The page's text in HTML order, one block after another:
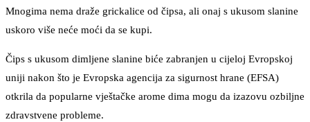
Mnogima nema draže grickalice od čipsa, ali onaj s ukusom slanine
uskoro više neće moći da se kupi.
Čips s ukusom dimljene slanine biće zabranjen u cijeloj Evropskoj
uniji nakon što je Evropska agencija za sigurnost hrane (EFSA)
otkrila da popularne vještačke arome dima mogu da izazovu ozbiljne
zdravstvene probleme.